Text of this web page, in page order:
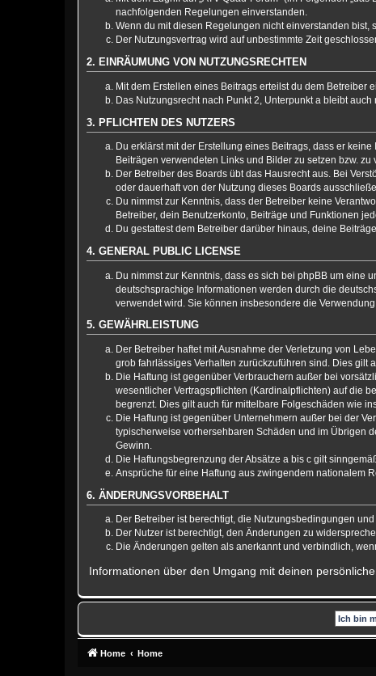
nachfolgenden Regelungen einverstanden.
Wenn du mit diesen Regelungen nicht einverstanden
Der Nutzungsvertrag wird auf unbestimmte Zeit
2. EINRÄUMUNG VON NUTZUNGSRECHTEN
Mit dem Erstellen eines Beitrags erteilst du dem
Das Nutzungsrecht nach Punkt 2, Unterpunkt a bleibt
3. PFLICHTEN DES NUTZERS
Du erklärst mit der Erstellung eines Beitrags, dass er
Beiträgen verwendeten Links und Bilder zu setzen bzw. zu
Der Betreiber des Boards übt das Hausrecht aus. Bei
oder dauerhaft von der Nutzung dieses Boards
Du nimmst zur Kenntnis, dass der Betreiber keine
Betreiber, dein Benutzerkonto, Beiträge und Funktionen
Du gestattest dem Betreiber darüber hinaus, deine
4. GENERAL PUBLIC LICENSE
Du nimmst zur Kenntnis, dass es sich bei phpBB um eine
deutschsprachige Informationen werden durch die
verwendet wird. Sie können insbesondere die
5. GEWÄHRLEISTUNG
Der Betreiber haftet mit Ausnahme der Verletzung von
grob fahrlässiges Verhalten zurückzuführen sind. Dies
Die Haftung ist gegenüber Verbrauchern außer bei
wesentlicher Vertragspflichten (Kardinalpflichten) auf die
begrenzt. Dies gilt auch für mittelbare Folgeschäden wie
Die Haftung ist gegenüber Unternehmern außer bei der
typischerweise vorhersehbaren Schäden und im Übrigen
Gewinn.
Die Haftungsbegrenzung der Absätze a bis c gilt
Ansprüche für eine Haftung aus zwingendem nationalem
6. ÄNDERUNGSVORBEHALT
Der Betreiber ist berechtigt, die Nutzungsbedingungen
Der Nutzer ist berechtigt, den Änderungen zu
Die Änderungen gelten als anerkannt und verbindlich,
Informationen über den Umgang mit deinen
Home Home